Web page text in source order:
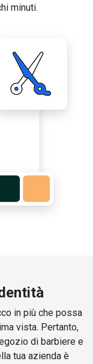
minuti.
in più che possa
vista. Pertanto,
di barbiere e
tua azienda è